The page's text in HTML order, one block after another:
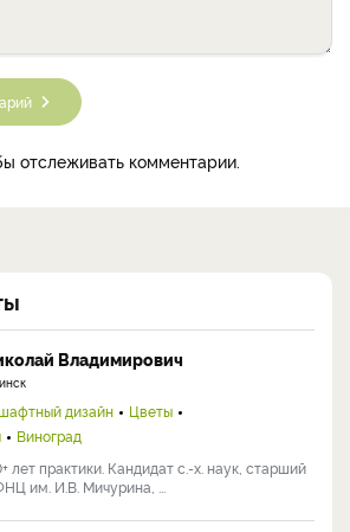
отслеживать комментарии.
Владимирович
дизайн
Цветы
Виноград
лет практики. Кандидат с.-х. наук, старший
им. И.В. Мичурина, ...